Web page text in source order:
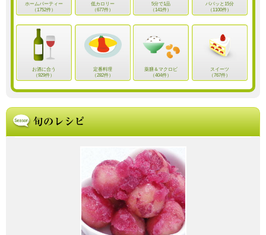
ホームパーティー
（1752件）
低カロリー
（677件）
5分で1品
（141件）
パパッと15分
（1100件）
お酒に合う
（929件）
定番料理
（282件）
薬膳＆マクロビ
（404件）
スイーツ
（767件）